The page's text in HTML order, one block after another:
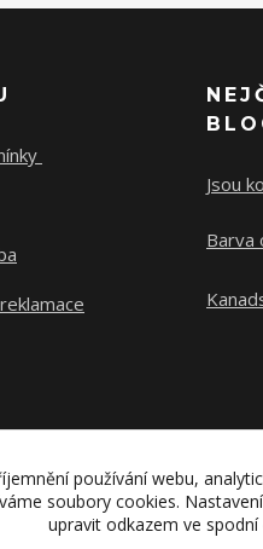
Jsou
Barva
používání webu,
soubory cookies.
upravit odkazem ve spodní